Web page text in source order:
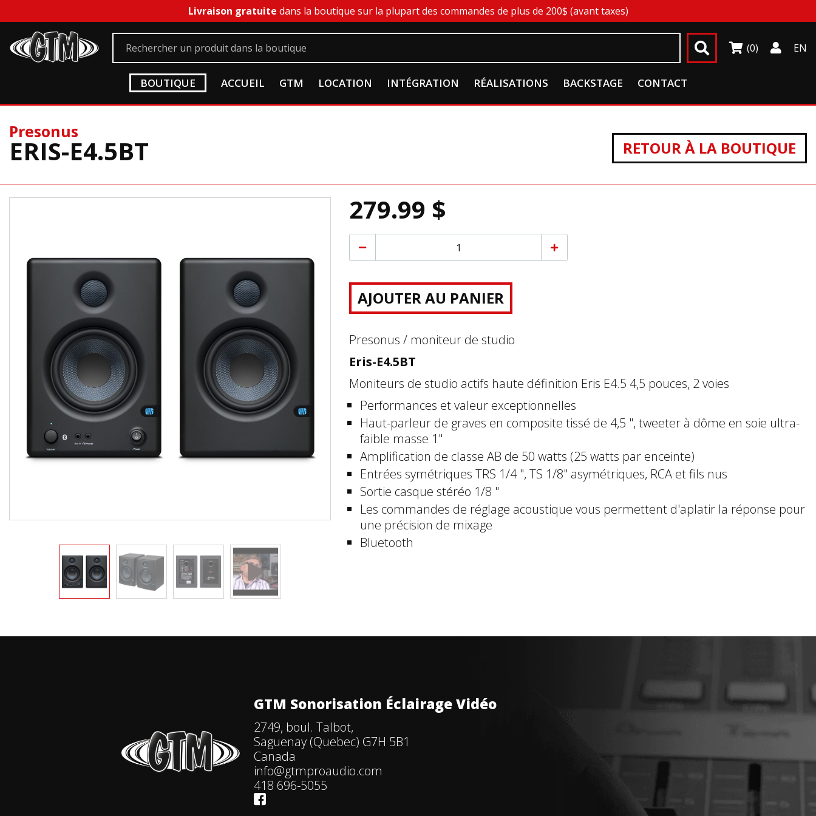
Livraison gratuite dans la boutique sur la plupart des commandes de plus de 200$ (avant taxes)
(0) EN
BOUTIQUE ACCUEIL GTM LOCATION INTÉGRATION RÉALISATIONS BACKSTAGE CONTACT
Presonus
ERIS-E4.5BT RETOUR À LA BOUTIQUE
279.99 $
AJOUTER AU PANIER
Presonus / moniteur de studio
Eris-E4.5BT
Moniteurs de studio actifs haute définition Eris E4.5 4,5 pouces, 2 voies
Performances et valeur exceptionnelles
Haut-parleur de graves en composite tissé de 4,5 ", tweeter à dôme en soie ultra-
faible masse 1"
Amplification de classe AB de 50 watts (25 watts par enceinte)
Entrées symétriques TRS 1/4 ", TS 1/8" asymétriques, RCA et fils nus
Sortie casque stéréo 1/8 "
Les commandes de réglage acoustique vous permettent d'aplatir la réponse pour
une précision de mixage
Bluetooth
GTM Sonorisation Éclairage Vidéo
2749, boul. Talbot,
Saguenay (Quebec) G7H 5B1
Canada
info@gtmproaudio.com
418 696-5055